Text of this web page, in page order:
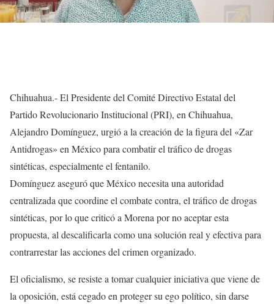
Chihuahua.- El Presidente del Comité Directivo Estatal del
Partido Revolucionario Institucional (PRI), en Chihuahua,
Alejandro Domínguez, urgió a la creación de la figura del «Zar
Antidrogas» en México para combatir el tráfico de drogas
sintéticas, especialmente el fentanilo.
Domínguez aseguró que México necesita una autoridad
centralizada que coordine el combate contra, el tráfico de drogas
sintéticas, por lo que criticó a Morena por no aceptar esta
propuesta, al descalificarla como una solución real y efectiva para
contrarrestar las acciones del crimen organizado.
El oficialismo, se resiste a tomar cualquier iniciativa que viene de
la oposición, está cegado en proteger su ego político, sin darse